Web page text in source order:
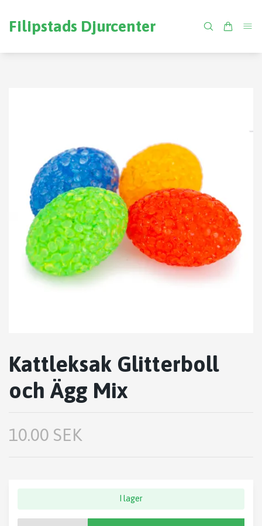
Filipstads Djurcenter
Kattleksak Glitterboll
och Ägg Mix
10.00 SEK
I lager